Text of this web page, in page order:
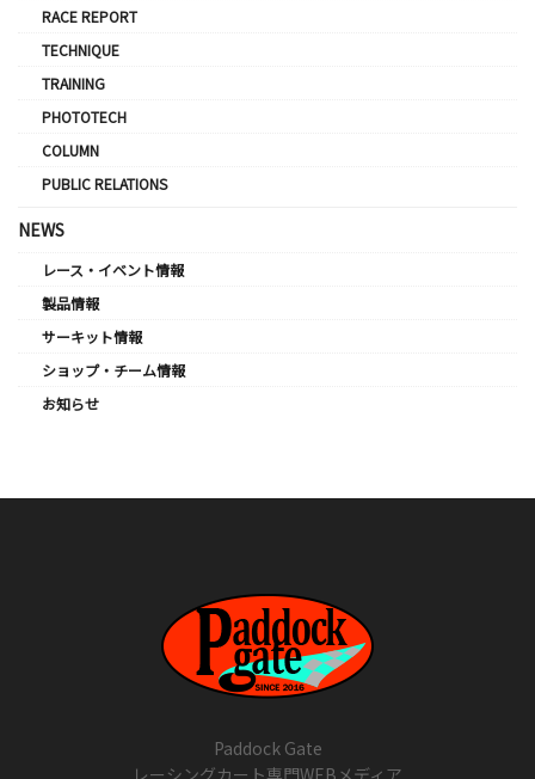
RACE REPORT
TECHNIQUE
TRAINING
PHOTOTECH
COLUMN
PUBLIC RELATIONS
NEWS
レース・イベント情報
製品情報
サーキット情報
ショップ・チーム情報
お知らせ
Paddock Gate
レーシングカート専門WEBメディア